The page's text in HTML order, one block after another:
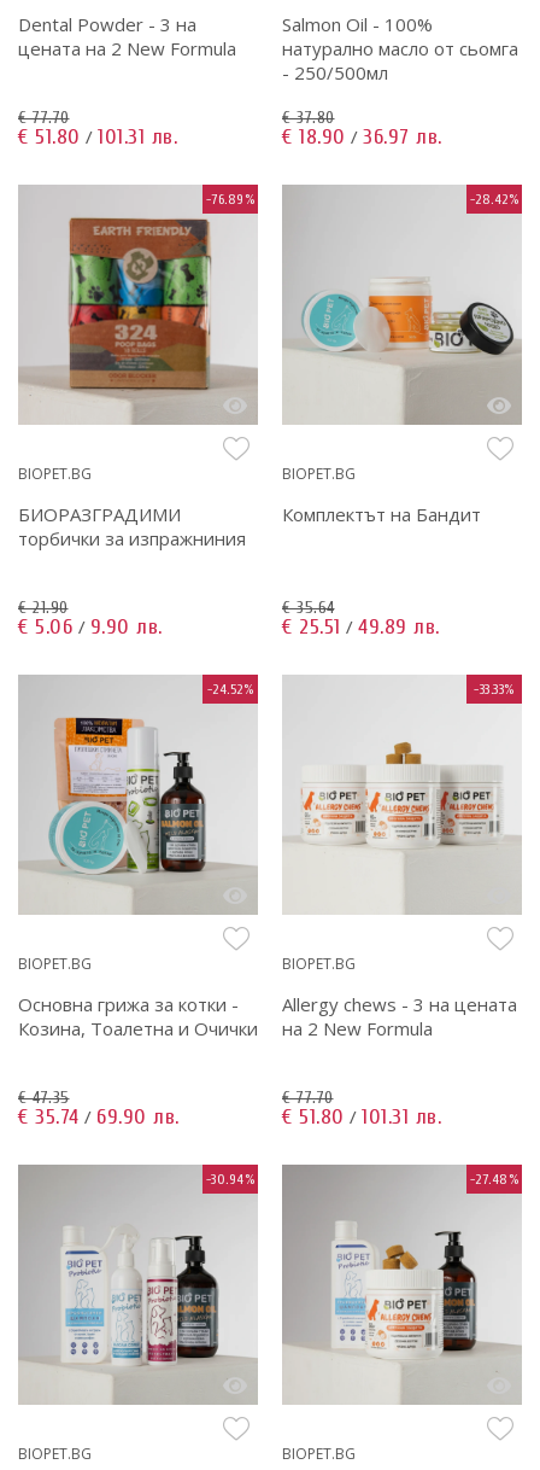
Dental Powder - 3 на
цената на 2 New Formula
€ 77.70
€ 51.80 / 101.31 лв.
Salmon Oil - 100%
натурално масло от сьомга
- 250/500мл
€ 37.80
€ 18.90 / 36.97 лв.
-76.89%
BIOPET.BG
БИОРАЗГРАДИМИ
торбички за изпражниния
€ 21.90
€ 5.06 / 9.90 лв.
-28.42%
BIOPET.BG
Комплектът на Бандит
€ 35.64
€ 25.51 / 49.89 лв.
-24.52%
BIOPET.BG
Основна грижа за котки -
Козина, Тоалетна и Очички
€ 47.35
€ 35.74 / 69.90 лв.
-33.33%
BIOPET.BG
Allergy chews - 3 на цената
на 2 New Formula
€ 77.70
€ 51.80 / 101.31 лв.
-30.94%
BIOPET.BG
-27.48%
BIOPET.BG